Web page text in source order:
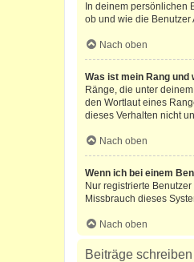
In deinem persönlichen
ob und wie die Benutzer
Nach oben
Was ist mein Rang und
Ränge, die unter
den Wortlaut eines
dieses Verhalten nicht
Nach oben
Wenn ich bei einem
Nur registrierte
Missbrauch dieses
Nach oben
Beiträge schreiben